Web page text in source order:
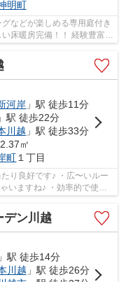
明町
などが楽しめる専用庭付き
完備！！ 経験豊富な
河岸 」駅 徒歩11分
」駅 徒歩22分
川越 」駅 徒歩33分
㎡
町 １丁目
り良好です♪ ・広〜いルー
いますね♪ ・効率的で使い
める...
デン川越
」駅 徒歩14分
川越 」駅 徒歩26分